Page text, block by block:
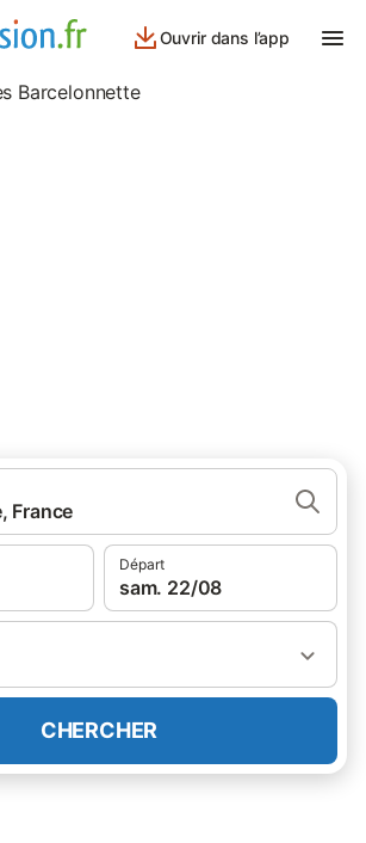
Ouvrir dans l’app
France
Départ
sam. 22/08
CHERCHER